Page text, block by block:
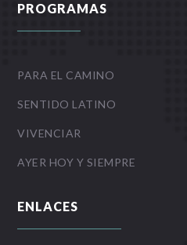
PROGRAMAS
PARA EL CAMINO
SENTIDO LATINO
VIVENCIAR
AYER HOY Y SIEMPRE
ENLACES